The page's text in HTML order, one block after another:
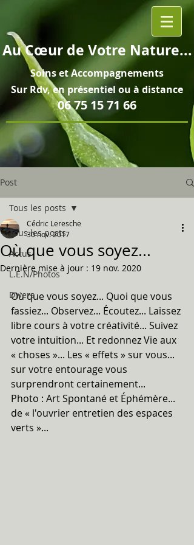
AuCœurde Votre Nature...
Soins etAccompagnements
Sur Rdv, en présentiel ou à distance
06 75 15 71 66
Post
Tous les posts
Actus
L.E.N/Photos
Divers
Tous les posts
Où que vous soyez...
Cédric Leresche
30 nov. 2017
Dernière mise à jour : 19 nov. 2020
Où que vous soyez... Quoi que vous
fassiez... Observez... Écoutez... Laissez
libre cours à votre créativité... Suivez
votre intuition... Et redonnez Vie aux
« choses »... Les « effets » sur vous...
sur votre entourage vous
surprendront certainement...
Photo : Art Spontané et Éphémère...
de « l'ouvrier entretien des espaces
verts »...